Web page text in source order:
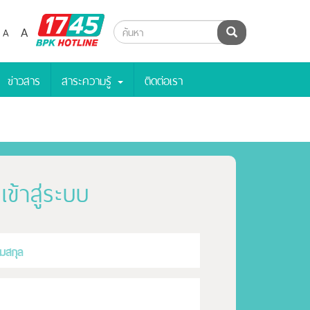
A A
BPK
Hotline
ค้นหา
ข่าวสาร สาระความรู้ ติดต่อเรา
เข้าสู่ระบบ